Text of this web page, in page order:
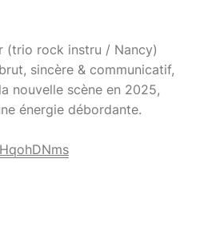
rock instru / Nancy)
sincère & communicatif,
nouvelle scène en 2025,
énergie débordante.